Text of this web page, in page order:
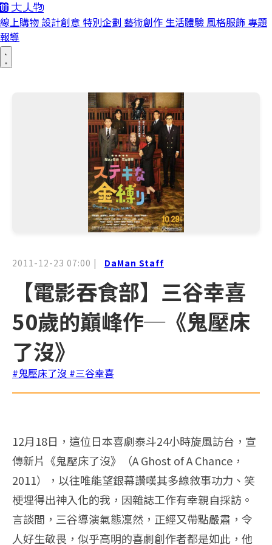
線上購物 設計創意 特別企劃 藝術創作 生活體驗 風格服飾 專題
報導
2011-12-23 07:00 | DaMan Staff
【電影吞食部】三谷幸喜
50歲的巔峰作─《鬼壓床
了沒》
#鬼壓床了沒 #三谷幸喜
12月18日，這位日本喜劇泰斗24小時旋風訪台，宣
傳新片《鬼壓床了沒》（A Ghost of A Chance，
2011），以往唯能望銀幕讚嘆其多線敘事功力、笑
梗埋得出神入化的我，因雜誌工作有幸親自採訪。
言談間，三谷導演氣態凜然，正經又帶點嚴肅，令
人好生敬畏，似乎高明的喜劇創作者都是如此，他